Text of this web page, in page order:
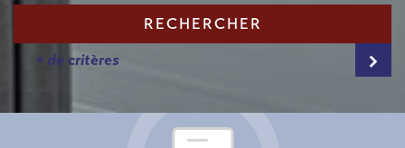
RECHERCHER
+ de critères